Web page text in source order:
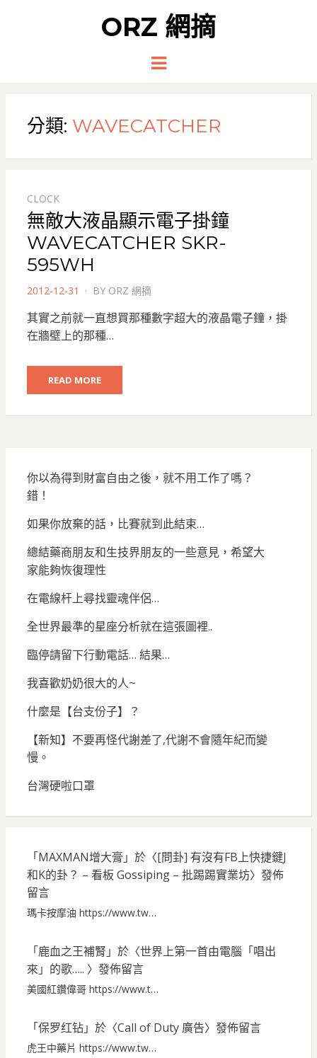
ORZ 網摘
Menu
分類: WAVECATCHER
CLOCK
無敵大液晶顯示電子掛鐘
WAVECATCHER SKR-
595WH
POSTED
2012-12-31 BY ORZ 網摘
其實之前就一直想買那種數字超大的液晶電子鐘，掛
在牆壁上的那種…
READ MORE
你以為得到財富自由之後，就不用工作了嗎？
錯！
如果你放棄的話，比賽就到此結束…
總結藥商朋友和生技界朋友的一些意見，希望大
家能夠恢復理性
在電線杆上尋找靈魂伴侶…
全世界最準的星座分析就在這張圖裡..
臨停請留下行動電話… 結果…
我喜歡奶奶很大的人~
什麼是【台支份子】？
【新知】不要再怪代謝差了,代謝不會隨年紀而變
慢。
台灣硬啦口罩
「MAXMAN增大膏 」於〈[問卦] 有沒有FB上快捷鍵J
和K的卦？ – 看板 Gossiping – 批踢踢實業坊〉發佈
留言
瑪卡按摩油 https://www.tw…
「鹿血之王補腎 」於〈世界上第一首由電腦「唱出
來」的歌….. 〉發佈留言
美國紅鑽偉哥 https://www.t…
「保罗红钻」於〈Call of Duty 廣告〉發佈留言
虎王中藥片 https://www.tw…